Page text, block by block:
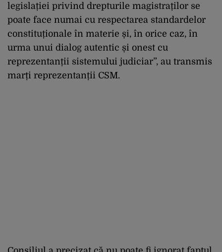
legislației privind drepturile magistraților se
poate face numai cu respectarea standardelor
constituționale în materie și, în orice caz, în
urma unui dialog autentic și onest cu
reprezentanții sistemului judiciar”, au transmis
marți reprezentanții CSM.